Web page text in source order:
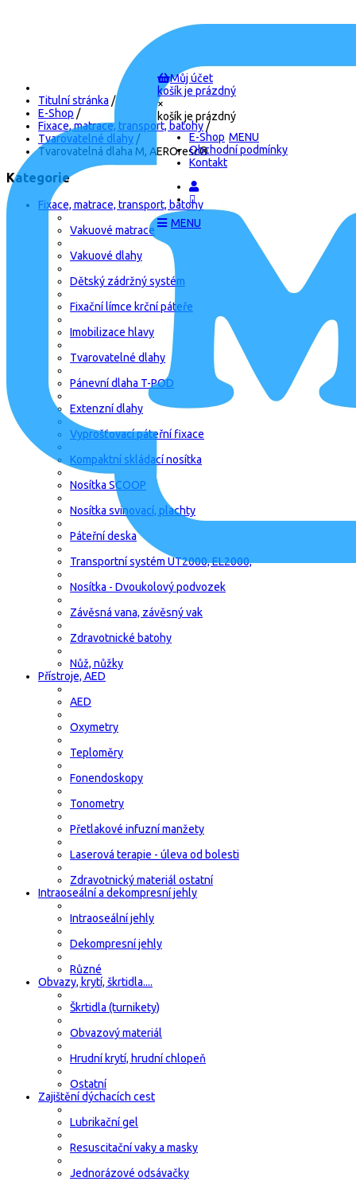
Můj účet
košík je prázdný
×
košík je prázdný
E-Shop
Obchodní podmínky
Kontakt
Titulní stránka /
E-Shop /
Fixace, matrace, transport, batohy /
Tvarovatelné dlahy /
Tvarovatelná dlaha M, AEROresc®
Kategorie
Fixace, matrace, transport, batohy
Vakuové matrace
Vakuové dlahy
Dětský zádržný systém
Fixační límce krční páteře
Imobilizace hlavy
Tvarovatelné dlahy
Pánevní dlaha T-POD
Extenzní dlahy
Vyprošťovací páteřní fixace
Kompaktní skládací nosítka
Nosítka SCOOP
Nosítka svinovací, plachty
Páteřní deska
Transportní systém UT2000, EL2000,
Nosítka - Dvoukolový podvozek
Závěsná vana, závěsný vak
Zdravotnické batohy
Nůž, nůžky
Přístroje, AED
AED
Oxymetry
Teploměry
Fonendoskopy
Tonometry
Přetlakové infuzní manžety
Laserová terapie - úleva od bolesti
Zdravotnický materiál ostatní
Intraoseální a dekompresní jehly
Intraoseální jehly
Dekompresní jehly
Různé
Obvazy, krytí, škrtidla....
Škrtidla (turnikety)
Obvazový materiál
Hrudní krytí, hrudní chlopeň
Ostatní
Zajištění dýchacích cest
Lubrikační gel
Resuscitační vaky a masky
Jednorázové odsávačky